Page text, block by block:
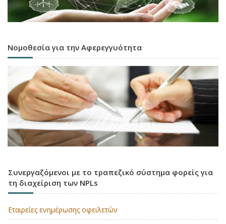
Νομοθεσία για την Αφερεγγυότητα
Συνεργαζόμενοι με το τραπεζικό σύστημα φορείς για
τη διαχείριση των NPLs
Εταιρείες ενημέρωσης οφειλετών